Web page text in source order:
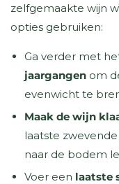
zelfgemaakte wijn
opties gebruiken:
Ga verder met
jaargangen om
evenwicht te
Maak de wijn
laatste
naar de bodem
Voer een laatste